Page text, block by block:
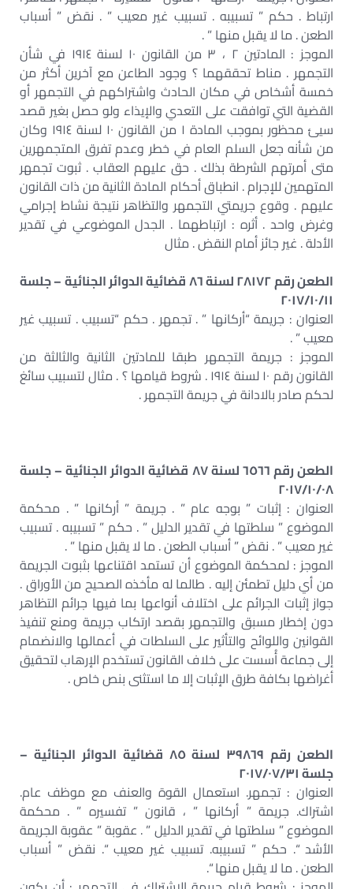
ارتباط . حكم ” تسبيبه . تسبيب غير معيب ” . نقض ” أسباب
الطعن . ما لا يقبل منها ” .
الموجز : المادتين ٢ ، ٣ من القانون ١٠ لسنة ١٩١٤ في شأن
التجمهر . مناط تحققهما ؟ وجود الطاعن مع آخرين أكثر من
خمسة أشخاص في مكان الحادث واشتراكهم في التجمهر أو
القضية التي توافقت على التعدي والإيذاء ولو حصل بغير قصد
سيئ محظور بموجب المادة ١ من القانون ١٠ لسنة ١٩١٤ وكان
من شأنه جعل السلم العام في خطر وعدم تفرق المتجمهرين
متى أمرتهم الشرطة بذلك . حق عليهم العقاب . ثبوت تجمهر
المتهمين للإجرام . انطباق أحكام المادة الثانية من ذات القانون
عليهم . وقوع جريمتي التجمهر والتظاهر نتيجة نشاط إجرامي
وغرض واحد . أثره : ارتباطهما . الجدل الموضوعي في تقدير
الأدلة . غير جائز أمام النقض . مثال
الطعن رقم ٢٨١٧٢ لسنة ٨٦ قضائية الدوائر الجنائية – جلسة
٢٠١٧/١٠/١١
العنوان : جريمة “أركانها ” . تجمهر . حكم “تسبيب . تسبيب غير
معيب ” .
الموجز : جريمة التجمهر طبقا للمادتين الثانية والثالثة من
القانون رقم ١٠ لسنة ١٩١٤ . شروط قيامها ؟ . مثال لتسبيب سائغ
لحكم صادر بالادانة في جريمة التجمهر .
الطعن رقم ٦٥٦٦ لسنة ٨٧ قضائية الدوائر الجنائية – جلسة
٢٠١٧/١٠/٠٨
العنوان : إثبات ” بوجه عام ” . جريمة ” أركانها ” . محكمة
الموضوع ” سلطتها في تقدير الدليل ” . حكم ” تسبيبه . تسبيب
غير معيب ” . نقض ” أسباب الطعن . ما لا يقبل منها ” .
الموجز : لمحكمة الموضوع أن تستمد اقتناعها بثبوت الجريمة
من أي دليل تطمئن إليه . طالما له مأخذه الصحيح من الأوراق .
جواز إثبات الجرائم على اختلاف أنواعها بما فيها جرائم التظاهر
دون إخطار مسبق والتجمهر بقصد ارتكاب جريمة ومنع تنفيذ
القوانين واللوائح والتأثير على السلطات في أعمالها والانضمام
إلى جماعة أُسست على خلاف القانون تستخدم الإرهاب لتحقيق
أغراضها بكافة طرق الإثبات إلا ما استثنى بنص خاص .
الطعن رقم ٣٩٨٦٩ لسنة ٨٥ قضائية الدوائر الجنائية –
جلسة ٢٠١٧/٠٧/٣١
العنوان : تجمهر. استعمال القوة والعنف مع موظف عام.
اشتراك. جريمة ” أركانها ” ، قانون ” تفسيره ” . محكمة
الموضوع ” سلطتها في تقدير الدليل ” . عقوبة ” عقوبة الجريمة
الأشد “. حكم ” تسبيبه. تسبيب غير معيب “. نقض ” أسباب
الطعن . ما لا يقبل منها “.